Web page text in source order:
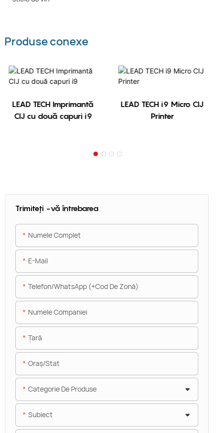
Produse conexe
LEAD TECH Imprimantă
CIJ cu două capuri i9
LEAD TECH i9 Micro CIJ
Printer
Trimiteți -vă întrebarea
Numele Complet
E-Mail
Telefon/WhatsApp (+Cod De Zonă)
Numele Companiei
Ţară
Oraș/stat
Categorie De Produse
Subiect